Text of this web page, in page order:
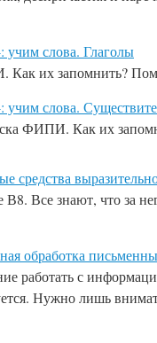
учим слова. Глаголы
их запомнить?
учим слова.
ФИПИ. Как их
средства
Все знают, что за
обработка
работать с
Нужно лишь